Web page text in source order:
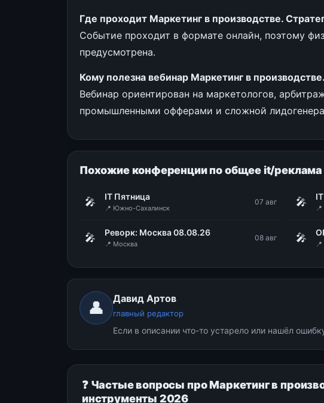
Где проходит Маркетинг в производстве.
Событие проходит в формате онлайн, поэтому
предусмотрена.
Кому полезна вебинар Маркетинг в
Вебинар ориентирован на маркетологов,
промышленными офферами и сложной
Похожие конференции по общее it/реклама
🎤 IT Пятница
📍 Южно-Сахалинск
07 авг 🎤
🎤 Реворк: Москва 08.08.26
📍 Москва
08 авг 🎤
👤 Давид Артов
главный редактор
Если в описании что-то устарело или нашёл
❓ Частые вопросы про Маркетинг в
инструменты 2026